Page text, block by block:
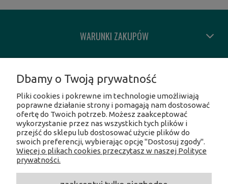
WARUNKI ZAKUPÓW
INFORMACJE O SKLEPIE
SOCIAL MEDIA
Facebook
Dbamy o Twoją prywatność
Pliki cookies i pokrewne im technologie umożliwiają
poprawne działanie strony i pomagają nam dostosować
ofertę do Twoich potrzeb. Możesz zaakceptować
wykorzystanie przez nas wszystkich tych plików i
przejść do sklepu lub dostosować użycie plików do
swoich preferencji, wybierając opcję "Dostosuj zgody".
Więcej o plikach cookies przeczytasz w naszej Polityce
prywatności.